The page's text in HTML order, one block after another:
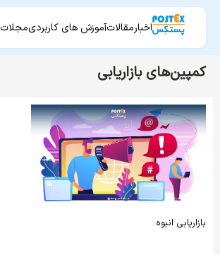
اخبارمقالاتآموزش های کاربردیمجلات
کمپین‌های بازاریابی
بازاریابی انبوه